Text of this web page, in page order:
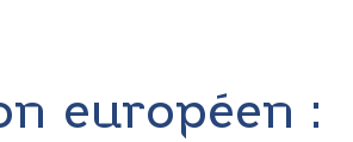
européen :